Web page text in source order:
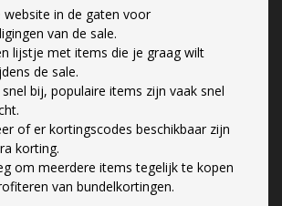
website in de gaten voor
van de sale.
lijstje met items die je graag wilt
de sale.
bij, populaire items zijn vaak snel
of er kortingscodes beschikbaar zijn
korting.
om meerdere items tegelijk te kopen
van bundelkortingen.